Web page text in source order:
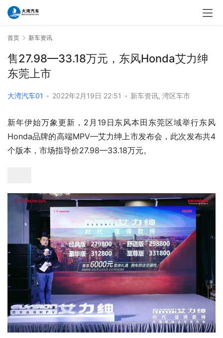
首页 新车资讯
售27.98—33.18万元，东风Honda艾力绅
东莞上市
大湾汽车01 • 2022年2月19日 22:51 • 新车资讯, 湾区车市
新年伊始万象更新，2月19日东风本田东莞区域举行东风
Honda品牌的高端MPV—艾力绅上市发布会，此次发布共4
个版本，市场指导价27.98—33.18万元。